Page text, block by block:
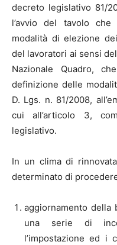
decreto legislativo 81/
l’avvio del tavolo
modalità di elezione
del lavoratori ai sensi
Nazionale Quadro,
definizione delle
D. Lgs. n. 81/2008,
cui all’articolo 3,
legislativo.
In un clima di
determinato di
aggiornamento della
una serie di
l’impostazione ed i